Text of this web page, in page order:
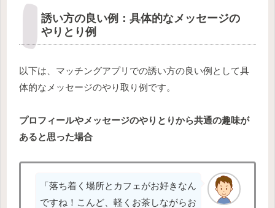
誘い方の良い例：具体的なメッセージの
やりとり例
以下は、マッチングアプリでの誘い方の良い例として具
体的なメッセージのやり取り例です。
プロフィールやメッセージのやりとりから共通の趣味が
あると思った場合
「落ち着く場所とカフェがお好きなん
ですね！こんど、軽くお茶しながらお